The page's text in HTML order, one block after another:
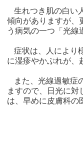
生れつき肌の白い
傾向がありますが、
う病気の一つ「光線
症状は、人により
に湿疹やかぶれが、
また、光線過敏症
ますので、日光に対
は、早めに皮膚科の